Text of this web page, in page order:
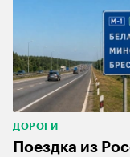
ДОРОГИ
Поездка из